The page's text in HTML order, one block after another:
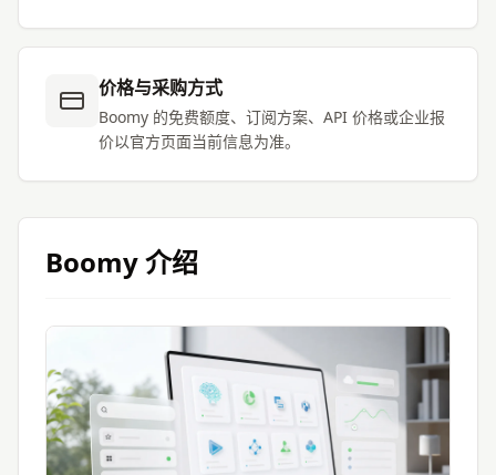
价格与采购方式
Boomy 的免费额度、订阅方案、API 价格或企业报
价以官方页面当前信息为准。
Boomy介绍